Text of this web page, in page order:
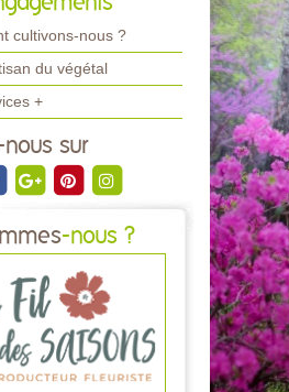
cultivons-nous ?
du végétal
+
nous sur
-nous ?